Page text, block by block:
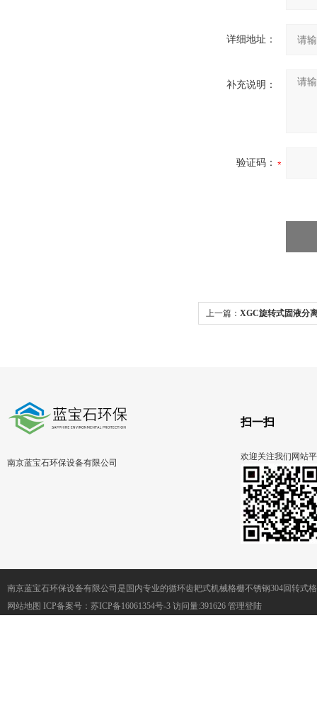
详细地址：
补充说明：
验证码：
上一篇： XGC旋转式固液分
南京蓝宝石环保设备有限公司
扫一扫
欢迎关注我们网站
南京蓝宝石环保设备有限公司是国内专业的循环齿耙式机械格栅不锈钢304回转式
网站地图 ICP备案号： 苏ICP备16061354号-3 访问量:391626 管理登陆